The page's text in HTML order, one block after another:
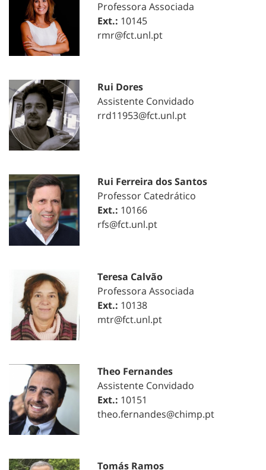
Professora Associada
Ext.: 10145
rmr@fct.unl.pt
Rui Dores
Assistente Convidado
rrd11953@fct.unl.pt
Rui Ferreira dos Santos
Professor Catedrático
Ext.: 10166
rfs@fct.unl.pt
Teresa Calvão
Professora Associada
Ext.: 10138
mtr@fct.unl.pt
Theo Fernandes
Assistente Convidado
Ext.: 10151
theo.fernandes@chimp.pt
Tomás Ramos